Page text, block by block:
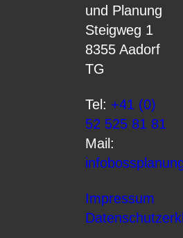
und Planung
Steigweg 1
8355 Aadorf
TG
Tel: +41 (0)
52 525 81 81
Mail:
info
Impressum